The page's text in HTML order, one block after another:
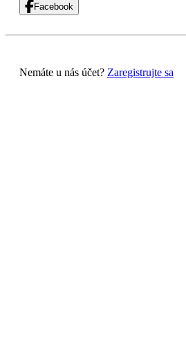
Facebook
Nemáte u nás účet? Zaregistrujte sa